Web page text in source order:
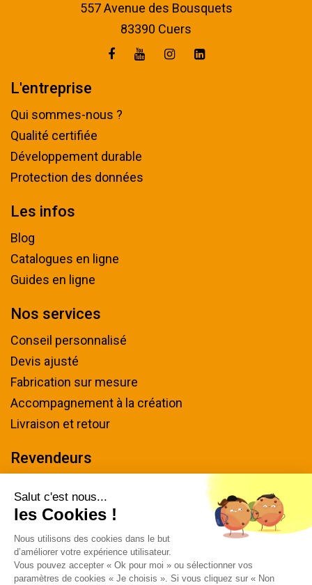
557 Avenue des Bousquets
83390 Cuers
L'entreprise
Qui sommes-nous ?
Qualité certifiée
Développement durable
Protection des données
Les infos
Blog
Catalogues en ligne
Guides en ligne
Nos services
Conseil personnalisé
Devis ajusté
Fabrication sur mesure
Accompagnement à la création
Livraison et retour
Revendeurs
Nous contacter
Tel : 04 94 48 50 57
Écrivez-nous
Salut c'est nous...
les Cookies !
Nous utilisons des cookies dans le but
d’améliorer votre expérience utilisateur.
Vous pouvez accepter « Ok pour moi » ou sélectionner vos
paramètres de cookies « Je choisis ». Si vous cliquez sur « Non